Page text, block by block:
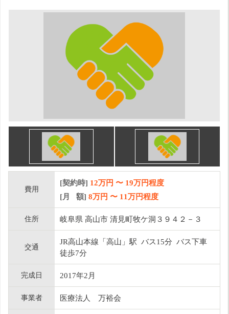
費用
[契約時] 12万円 〜 19万円程度
[月 額] 8万円 〜 11万円程度
住所 岐阜県 高山市 清見町牧ケ洞３９４２－３
交通
JR高山本線「高山」駅 バス15分 バス下車
徒歩7分
完成日 2017年2月
事業者 医療法人 万裕会